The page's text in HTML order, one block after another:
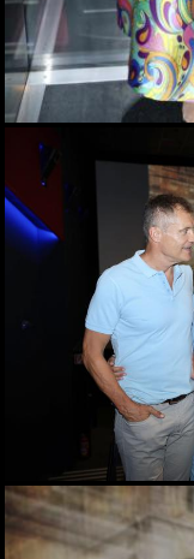
econet 2026
Recht.
06.05.2026
Rund tausend
beim
SPÖ in Graz
01.05.2026
Für ein gutes
marschierte am
Graz
01.05.2026
Das eleven
10. Geburtstag
30.04.2026
Maibaum-
Gösser Bräu
29.04.2026